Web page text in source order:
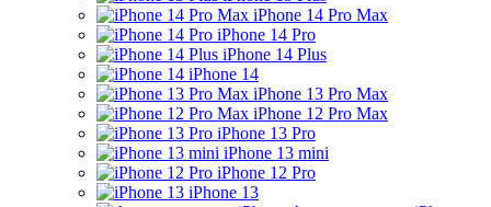
iPhone 14 Pro Max
iPhone 14 Pro
iPhone 14 Plus
iPhone 14
iPhone 13 Pro Max
iPhone 12 Pro Max
iPhone 13 Pro
iPhone 13 mini
iPhone 12 Pro
iPhone 13